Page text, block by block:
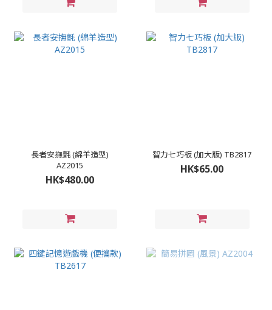
長者安撫氈 (綿羊造型)
AZ2015
HK$480.00
智力七巧板 (加大版) TB2817
HK$65.00